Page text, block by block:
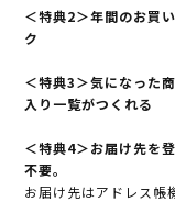
＜特典2＞年間のお買
ク
＜特典3＞気になった
入り一覧がつくれる
＜特典4＞お届け先を
不要。
お届け先はアドレス帳